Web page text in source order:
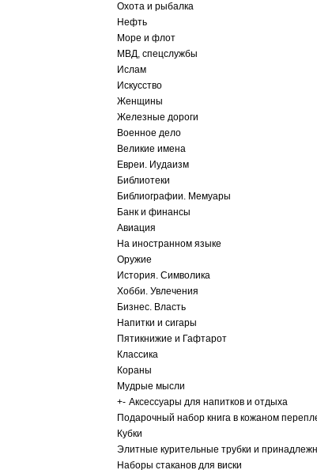
Охота и рыбалка
Нефть
Море и флот
МВД, спецслужбы
Ислам
Искусство
Женщины
Железные дороги
Военное дело
Великие имена
Евреи. Иудаизм
Библиотеки
Библиографии. Мемуары
Банк и финансы
Авиация
На иностранном языке
Оружие
История. Символика
Хобби. Увлечения
Бизнес. Власть
Напитки и сигары
Пятикнижие и Гафтарот
Классика
Кораны
Мудрые мысли
+- Аксессуары для напитков и отдыха
Подарочный набор книга в кожаном
Кубки
Элитные курительные трубки и
Наборы стаканов для виски